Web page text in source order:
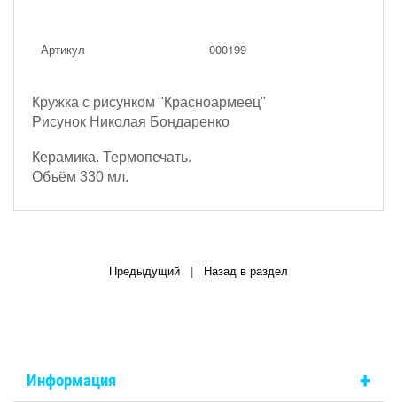
Артикул 000199
Кружка с рисунком "Красноармеец"
Рисунок Николая Бондаренко
Керамика. Термопечать.
Объём 330 мл.
Предыдущий Назад в раздел
Информация +